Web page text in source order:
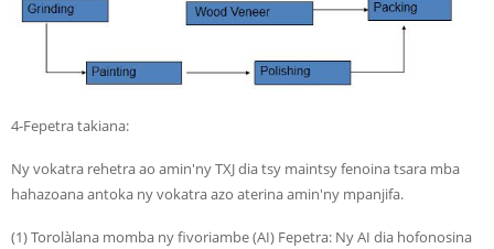
4-Fepetra takiana:
Ny vokatra rehetra ao amin'ny TXJ dia tsy maintsy fenoina tsara mba
hahazoana antoka ny vokatra azo aterina amin'ny mpanjifa.
(1) Torolàlana momba ny fivoriambe (AI) Fepetra: Ny AI dia hofonosina